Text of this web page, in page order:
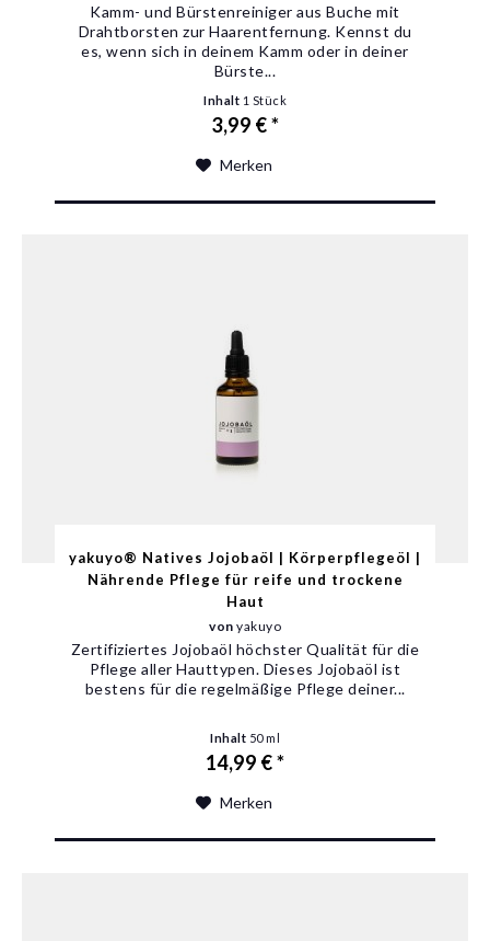
Kamm- und Bürstenreiniger aus Buche mit
Drahtborsten zur Haarentfernung. Kennst du
es, wenn sich in deinem Kamm oder in deiner
Bürste...
Inhalt 1 Stück
3,99 € *
Merken
yakuyo® Natives Jojobaöl | Körperpflegeöl |
Nährende Pflege für reife und trockene
Haut
vonyakuyo
Zertifiziertes Jojobaöl höchster Qualität für die
Pflege aller Hauttypen. Dieses Jojobaöl ist
bestens für die regelmäßige Pflege deiner...
Inhalt 50 ml
14,99 € *
Merken